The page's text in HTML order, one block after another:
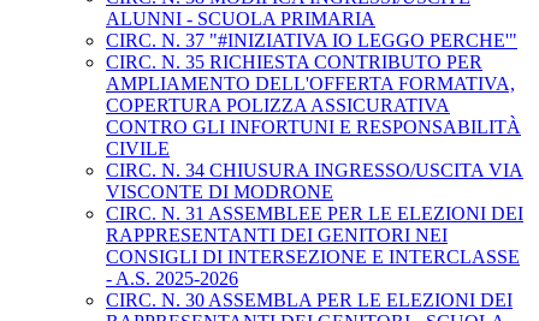
ALUNNI - SCUOLA PRIMARIA
CIRC. N. 37 "#INIZIATIVA IO LEGGO PERCHE'"
CIRC. N. 35 RICHIESTA CONTRIBUTO PER
AMPLIAMENTO DELL'OFFERTA FORMATIVA,
COPERTURA POLIZZA ASSICURATIVA
CONTRO GLI INFORTUNI E RESPONSABILITÀ
CIVILE
CIRC. N. 34 CHIUSURA INGRESSO/USCITA VIA
VISCONTE DI MODRONE
CIRC. N. 31 ASSEMBLEE PER LE ELEZIONI DEI
RAPPRESENTANTI DEI GENITORI NEI
CONSIGLI DI INTERSEZIONE E INTERCLASSE
- A.S. 2025-2026
CIRC. N. 30 ASSEMBLA PER LE ELEZIONI DEI